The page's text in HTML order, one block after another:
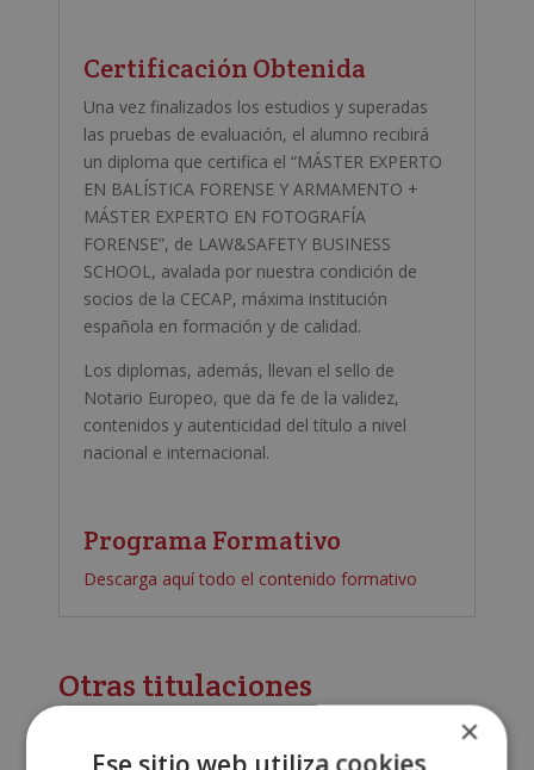
Certificación Obtenida
Una vez finalizados los estudios y superadas
las pruebas de evaluación, el alumno recibirá
un diploma que certifica el “MÁSTER EXPERTO
EN BALÍSTICA FORENSE Y ARMAMENTO +
MÁSTER EXPERTO EN FOTOGRAFÍA
FORENSE”, de LAW&SAFETY BUSINESS
SCHOOL , avalada por nuestra condición de
socios de la CECAP, máxima institución
española en formación y de calidad.
Los diplomas, además, llevan el sello de
Notario Europeo, que da fe de la validez,
contenidos y autenticidad del título a nivel
nacional e internacional.
Programa Formativo
Descarga aquí todo el contenido formativo
Otras titulaciones
×